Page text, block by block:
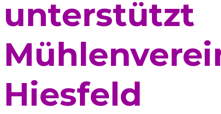
unterstützt
Hiesfeld